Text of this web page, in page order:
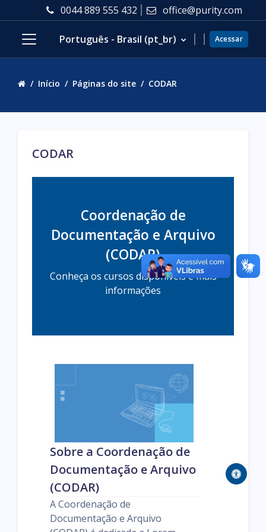
Ir para o conteúdo principal
0044 889 555 432 office@purity.com
Português - Brasil ‎(pt_br)‎ Acessar
Início Páginas do site CODAR
CODAR
Coordenação de
Documentação e Arquivo
(CODAR)
Conheça os cursos disponíveis e mais
informações
Sobre a Coordenação de
Documentação e Arquivo
(CODAR)
A Coordenação de
Documentação e Arquivo